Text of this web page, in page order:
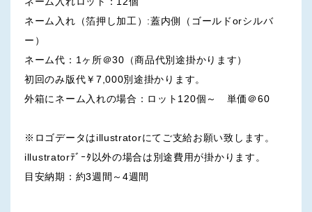
ネーム入れ（箔押し加工）:蓋内側（ゴールドorシルバ
ー）
ネーム代：1ヶ所＠30（商品代別途掛かります）
初回のみ版代￥7,000別途掛かります。
外箱にネーム入れの場合：ロット120個～ 単価＠60
※ロゴデータはillustratorにてご支給お願い致します。
illustratorﾃﾞｰﾀ以外の場合は別途費用が掛かります。
目安納期：約3週間～4週間